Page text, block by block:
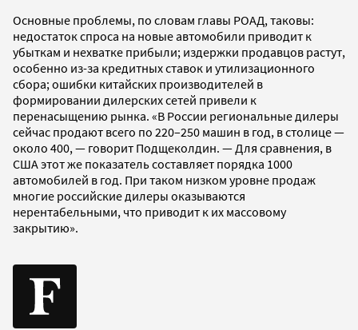
Основные проблемы, по словам главы РОАД, таковы:
недостаток спроса на новые автомобили приводит к
убыткам и нехватке прибыли; издержки продавцов растут,
особенно из-за кредитных ставок и утилизационного
сбора; ошибки китайских производителей в
формировании дилерских сетей привели к
перенасыщению рынка. «В России региональные дилеры
сейчас продают всего по 220–250 машин в год, в столице —
около 400, — говорит Подщеколдин. — Для сравнения, в
США этот же показатель составляет порядка 1000
автомобилей в год. При таком низком уровне продаж
многие российские дилеры оказываются
нерентабельными, что приводит к их массовому
закрытию».